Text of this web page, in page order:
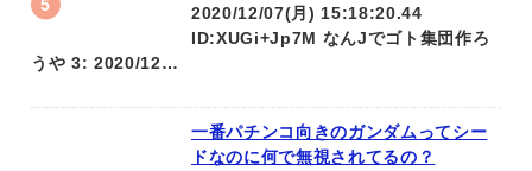
2020/12/07(月) 15:18:20.44
ID:XUGi+Jp7M なんJでゴト集団作ろ
うや 3: 2020/12…
一番パチンコ向きのガンダムってシー
ドなのに何で無視されてるの？